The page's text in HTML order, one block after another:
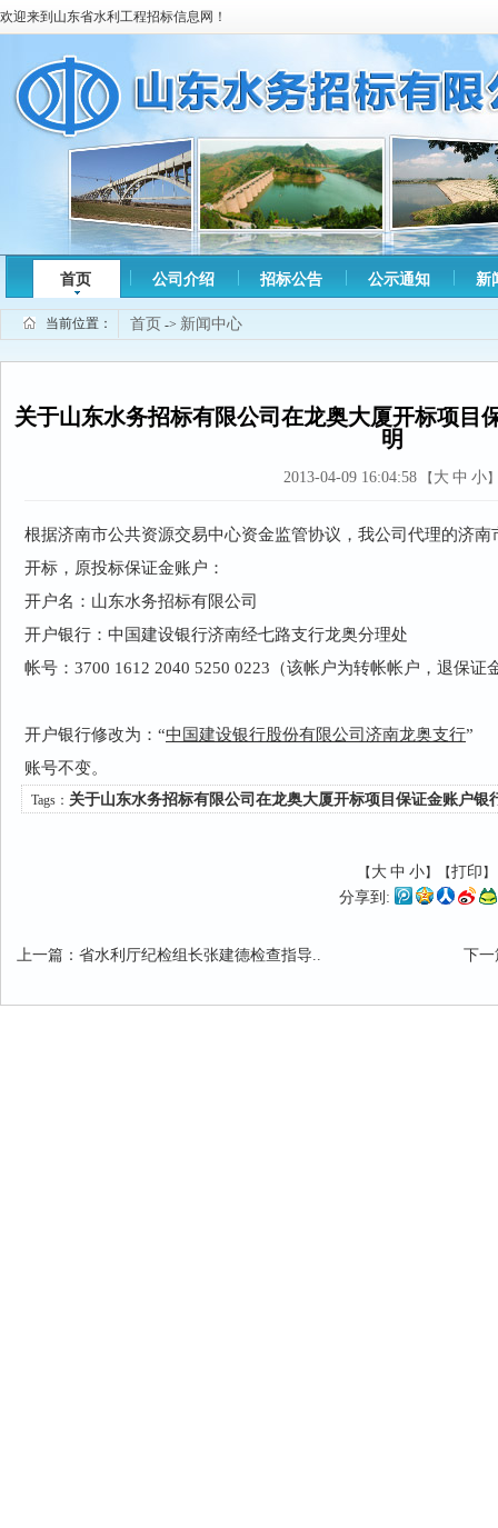
欢迎来到山东省水利工程招标信息网！
首页 公司介绍 招标公告 公示通知 新
当前位置： 首页 -> 新闻中心
关于山东水务招标有限公司在龙奥大厦开标项目
明
2013-04-09 16:04:58 【 大 中 小
根据济南市公共资源交易中心资金监管协议，我公司代理的济
开标，原投标保证金账户：
开户名：山东水务招标有限公司
开户银行：中国建设银行济南经七路支行龙奥分理处
帐号：3700 1612 2040 5250 0223（该帐户为转帐帐户，退保证
开户银行修改为：“中国建设银行股份有限公司济南龙奥支行”
账号不变。
Tags： 关于山东水务招标有限公司在龙奥大厦开标项目保证金账户银
【 大 中 小】【打印 】
分享到:
上一篇 ： 省水利厅纪检组长张建德检查指导.. 下一